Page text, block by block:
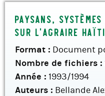
Paysans,
sur l’agraire
Format : Document
Nombre de fichiers :
Année : 1993/1994
Auteurs : Bellande